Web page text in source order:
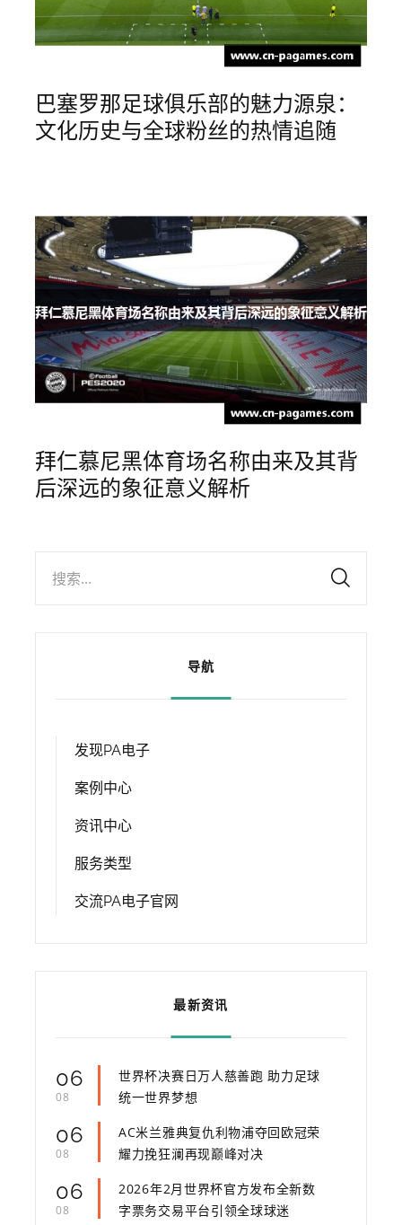
巴塞罗那足球俱乐部的魅力源泉：
文化历史与全球粉丝的热情追随
拜仁慕尼黑体育场名称由来及其背
后深远的象征意义解析
搜索...
导航
发现PA电子
案例中心
资讯中心
服务类型
交流PA电子官网
最新资讯
06
08
世界杯决赛日万人慈善跑 助力足球
统一世界梦想
06
08
AC米兰雅典复仇利物浦夺回欧冠荣
耀力挽狂澜再现巅峰对决
06
08
2026年2月世界杯官方发布全新数
字票务交易平台引领全球球迷